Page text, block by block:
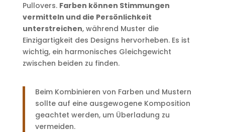
Pullovers. Farben können Stimmungen
vermitteln und die Persönlichkeit
unterstreichen, während Muster die
Einzigartigkeit des Designs hervorheben. Es ist
wichtig, ein harmonisches Gleichgewicht
zwischen beiden zu finden.
Beim Kombinieren von Farben und Mustern
sollte auf eine ausgewogene Komposition
geachtet werden, um Überladung zu
vermeiden.